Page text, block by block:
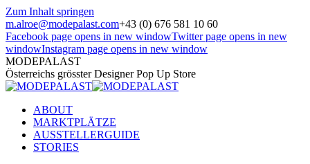
Zum Inhalt springen
m.alroe@modepalast.com+43 (0) 676 581 10 60
Facebook page opens in new windowTwitter page opens in new
windowInstagram page opens in new window
MODEPALAST
Österreichs grösster Designer Pop Up Store
ABOUT
MARKTPLÄTZE
AUSSTELLERGUIDE
STORIES